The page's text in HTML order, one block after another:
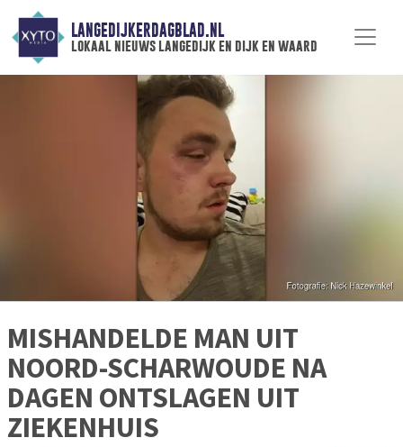
LANGEDIJKERDAGBLAD.NL
lokaal nieuws langedijk en dijk en waard
MISHANDELDE MAN UIT
NOORD-SCHARWOUDE NA
DAGEN ONTSLAGEN UIT
ZIEKENHUIS